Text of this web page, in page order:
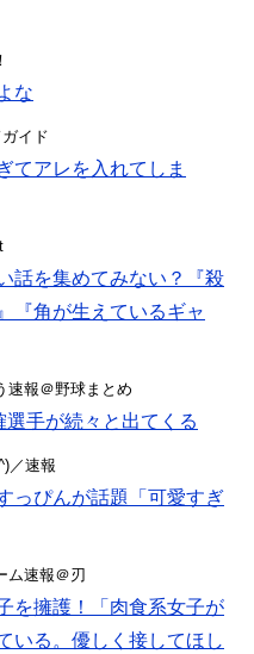
な
イド
てアレを入れてしま
話を集めてみない？『殺
『角が生えているギャ
速報＠野球まとめ
手が続々と出てくる
／速報
っぴんが話題「可愛すぎ
ム速報＠刃
を擁護！「肉食系女子が
いる。優しく接してほし